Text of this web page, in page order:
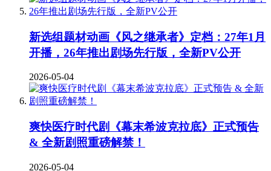
新选组题材动画《风之继承者》定档：27年1月
开播，26年推出剧场先行版，全新PV公开
2026-05-04
爽快医疗时代剧《幕末希波克拉底》正式预告
& 全新剧照重磅解禁！
2026-05-04